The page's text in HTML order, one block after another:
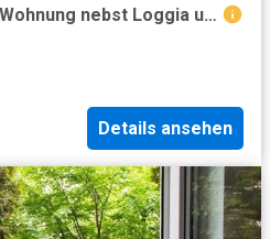
Mit Weitblick 3 Zimmer Wohnung nebst Loggia und TG Stellplatz
Details ansehen